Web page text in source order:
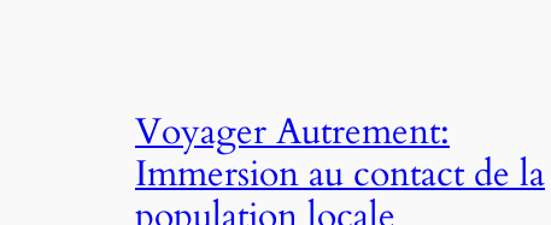
Voyager Autrement:
Immersion au contact de la